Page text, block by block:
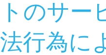
トのサ
法行為に